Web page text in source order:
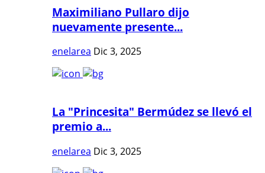
Maximiliano Pullaro dijo
nuevamente presente...
enelarea Dic 3, 2025
La "Princesita" Bermúdez se llevó el
premio a...
enelarea Dic 3, 2025